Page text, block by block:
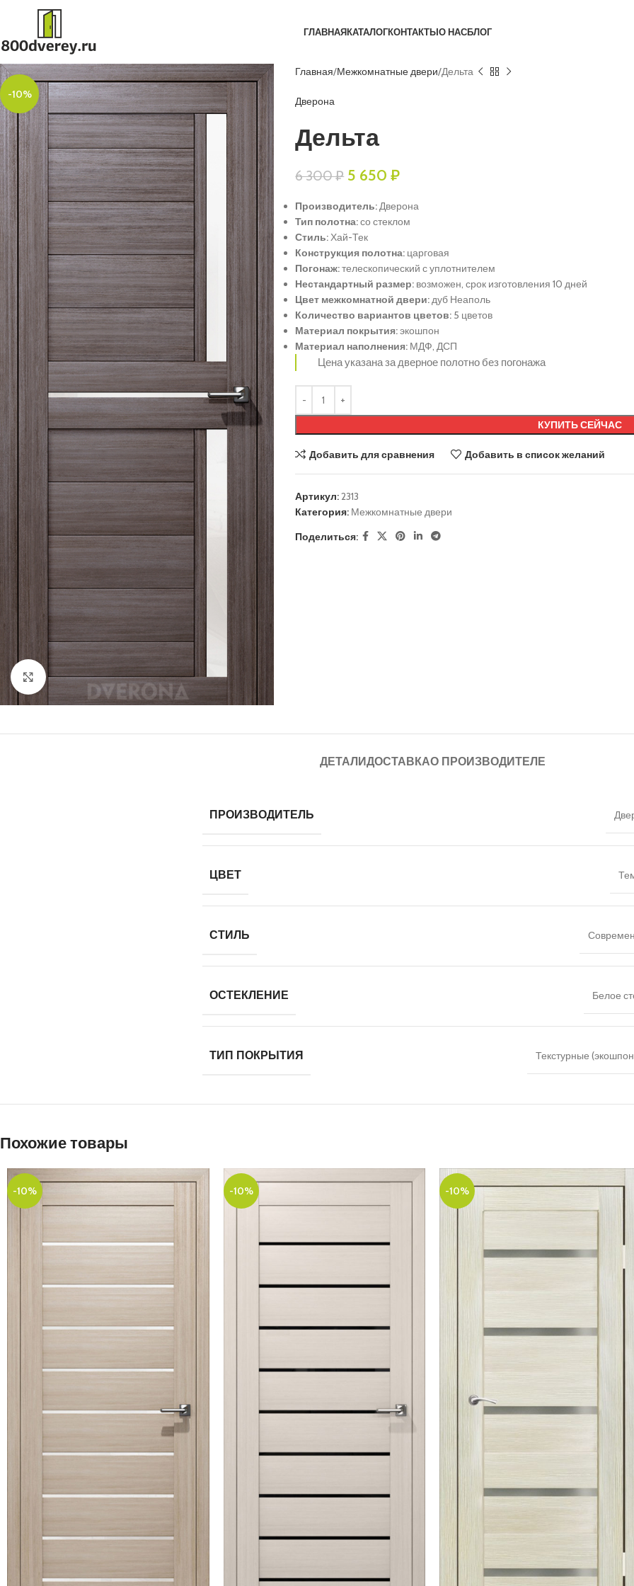
ГЛАВНАЯКАТАЛОГКОНТАКТЫО НАСБЛОГ
-10%
Нажмите, чтобы увеличить
Главная Межкомнатные двери Дельта
Дверона
Дельта
6 300₽ 5 650₽
Производитель:Дверона
Тип полотна:со стеклом
Стиль:Хай-Тек
Конструкция полотна: царговая
Погонаж:телескопический с уплотнителем
Нестандартный размер: возможен, срок изготовления 10 дней
Цвет межкомнатной двери:дуб Неаполь
Количество вариантов цветов: 5 цветов
Материал покрытия:экошпон
Материал наполнения: МДФ, ДСП
Цена указана за дверное полотно без погонажа
КУПИТЬ СЕЙЧАС
Добавить для сравнения Добавить в список желаний
Артикул:2313
Категория: Межкомнатные двери
Поделиться:
ДЕТАЛИДОСТАВКАО ПРОИЗВОДИТЕЛЕ
ПРОИЗВОДИТЕЛЬ
ЦВЕТ
СТИЛЬ
ОСТЕКЛЕНИЕ Белое
ТИП ПОКРЫТИЯ Текстурные
Похожие товары
-10% -10% -10%